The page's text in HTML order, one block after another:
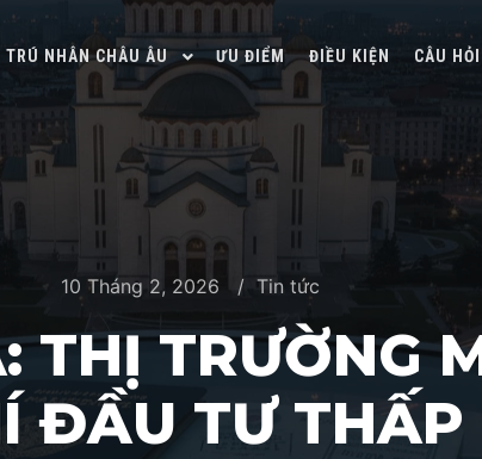
TRÚ NHÂN CHÂU ÂU ƯU ĐIỂM ĐIỀU KIỆN CÂU
10 Tháng 2, 2026 Tin tức
THỊ TRƯỜNG
ĐẦU TƯ THẤP